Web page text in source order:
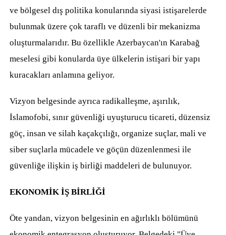
ve bölgesel dış politika konularında siyasi istişarelerde
bulunmak üzere çok taraflı ve düzenli bir mekanizma
oluşturmalarıdır. Bu özellikle Azerbaycan'ın Karabağ
meselesi gibi konularda üye ülkelerin istişari bir yapı
kuracakları anlamına geliyor.
Vizyon belgesinde ayrıca radikalleşme, aşırılık,
İslamofobi, sınır güvenliği uyuşturucu ticareti, düzensiz
göç, insan ve silah kaçakçılığı, organize suçlar, mali ve
siber suçlarla mücadele ve göçün düzenlenmesi ile
güvenliğe ilişkin iş birliği maddeleri de bulunuyor.
EKONOMİK İŞ BİRLİĞİ
Öte yandan, vizyon belgesinin en ağırlıklı bölümünü